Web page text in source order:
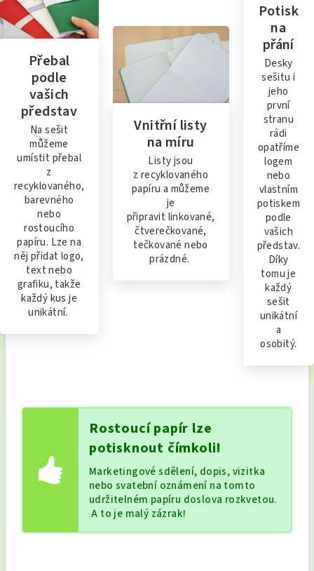
Přebal
podle
vašich
představ
Na sešit
můžeme
umístit přebal
z
recyklovaného,
barevného
nebo
rostoucího
papíru. Lze na
něj přidat logo,
text nebo
grafiku, takže
každý kus je
unikátní.
Vnitřní listy
na míru
Listy jsou
z recyklovaného
papíru a můžeme
je
připravit linkované,
čtverečkované,
tečkované nebo
prázdné.
Potisk
na
přání
Desky
sešitu i
jeho
první
stranu
rádi
opatříme
logem
nebo
vlastním
potiskem
podle
vašich
představ.
Díky
tomu je
každý
sešit
unikátní
a
osobitý.
Rostoucí papír lze
potisknout čímkoli!
Marketingové sdělení, dopis, vizitka
nebo svatební oznámení na tomto
udržitelném papíru doslova rozkvetou.
A to je malý zázrak!